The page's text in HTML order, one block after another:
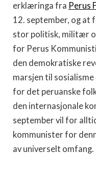
erklæringa fra Perus
12. september, og at
stor politisk, militær
for Perus
den demokratiske
marsjen til
for det peruanske
den internasjonale
september vil for
kommunister for
av universelt omfang.